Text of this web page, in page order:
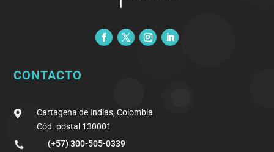
CONTACTO

Cartagena de Indias, Colombia
Cód. postal 130001

(+57) 300-505-0339